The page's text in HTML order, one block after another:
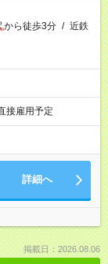
から徒歩3分 / 近鉄
接雇用予定
詳細へ
掲載日：2026.08.06